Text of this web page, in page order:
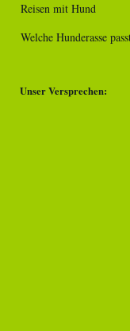
Reisen mit Hund
Welche Hunderasse
Unser Versprechen: